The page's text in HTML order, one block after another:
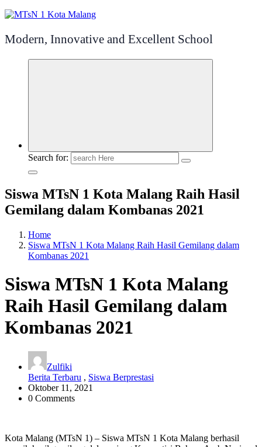
Modern, Innovative and Excellent School
Search for:
Siswa MTsN 1 Kota Malang Raih Hasil
Gemilang dalam Kombanas 2021
Home
Siswa MTsN 1 Kota Malang Raih Hasil Gemilang dalam
Kombanas 2021
Siswa MTsN 1 Kota Malang
Raih Hasil Gemilang dalam
Kombanas 2021
Zulfiki
Berita Terbaru , Siswa Berprestasi
Oktober 11, 2021
0 Comments
Kota Malang (MTsN 1) – Siswa MTsN 1 Kota Malang berhasil